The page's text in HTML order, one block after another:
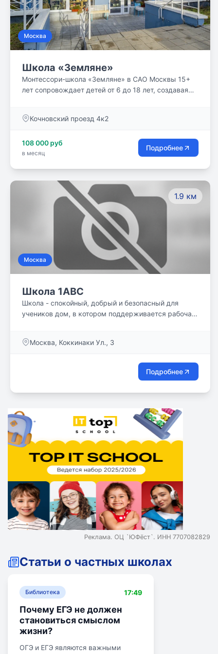
комфортного для детей. Но при этом, чрезвычайно
эффективного, оставляющего далеко позади
лучшие образцы традиционного образования.
Москва
Школа «Земляне»
Монтессори-школа «Земляне» в САО Москвы 15+
лет сопровождает детей от 6 до 18 лет, создавая
разновозрастные классы и индивидуальные
Кочновский проезд 4к2
108 000 руб
в месяц
Подробнее
1.9 км
Москва
Школа 1ABC
Школа - спокойный, добрый и безопасный для
учеников дом, в котором поддерживается рабочая
заботливо приготовленным нашими поварами.
сопровождают падагогический процесс.
Проведение диспансеризации, тренингов, деловых
психологический климат, позволяют осознанно
выбрать будущую профессию.
Москва, Коккинаки Ул., 3
Подробнее
Реклама. ОЦ `ЮФёст`. ИНН 7707082829
Статьи о частных школах
Библиотека 17:49
Почему ЕГЭ не должен
становиться смыслом
жизни?
ОГЭ и ЕГЭ являются важными